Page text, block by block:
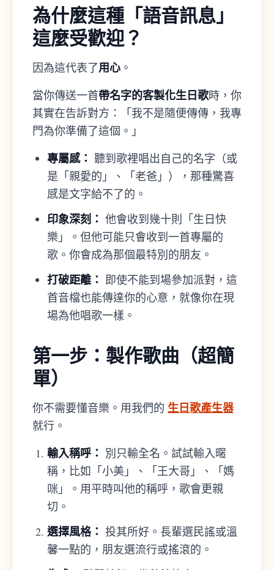
為什麼這種「語音訊息」
這麼受歡迎？
因為這代表了用心 。
當你傳送一首帶名字的客製化生日歌時，你
其實在告訴對方：「我不是隨便傳傳，我專
門為你準備了這個。」
專屬感： 聽到歌裡唱出自己的名字（或
是「親愛的」、「老爸」），那種驚喜
感是文字給不了的。
印象深刻： 他會收到幾十則「生日快
樂」。但他可能只會收到一首專屬的
歌。你會成為那個最特別的朋友。
打破距離： 即使不能到場參加派對，這
首音檔也能傳達你的心意，就像你在現
場為他唱歌一樣。
第一步：製作歌曲（超簡
單）
你不需要懂音樂。用我們的 生日歌產生器
就行。
輸入稱呼： 別只輸全名。試試輸入暱
稱，比如「小美」、「王大哥」、「媽
咪」。用平時叫他的稱呼，歌會更親
切。
選擇風格： 投其所好。長輩選民謠或溫
馨一點的，朋友選流行或搖滾的。